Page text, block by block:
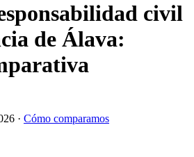
civil
de Álava:
· Cómo comparamos